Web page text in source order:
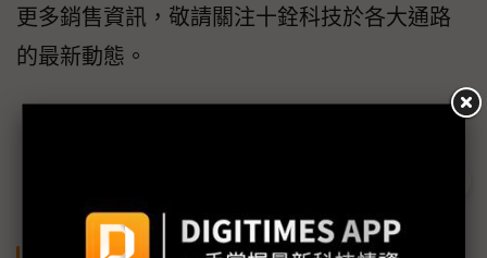
更多銷售資訊，敬請關注十銓科技於各大通路
的最新動態。